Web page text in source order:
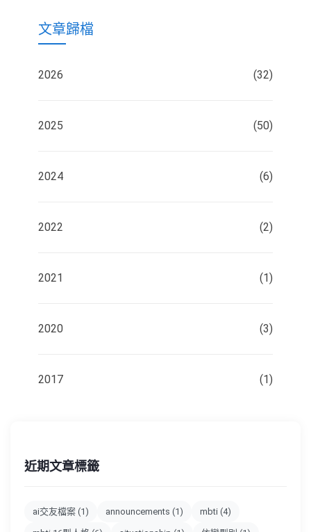
文章歸檔
2026 (32)
2025 (50)
2024 (6)
2022 (2)
2021 (1)
2020 (3)
2017 (1)
近期文章標籤
ai交友檔案 (1) announcements (1) mbti (4)